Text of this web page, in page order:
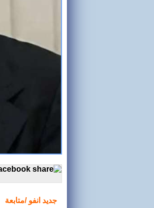
جديد انفو /متابعة